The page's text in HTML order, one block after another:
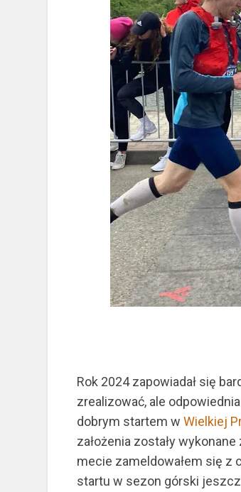
Rok 2024 zapowiadał się
zrealizować, ale
dobrym startem wWielkiej
założenia zostały
mecie zameldowałem się z
startu w sezon górski